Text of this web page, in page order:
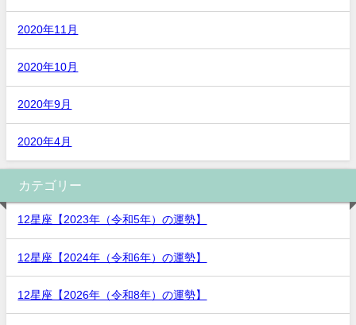
2020年11月
2020年10月
2020年9月
2020年4月
カテゴリー
12星座【2023年（令和5年）の運勢】
12星座【2024年（令和6年）の運勢】
12星座【2026年（令和8年）の運勢】